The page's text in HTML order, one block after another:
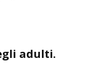
adulti.